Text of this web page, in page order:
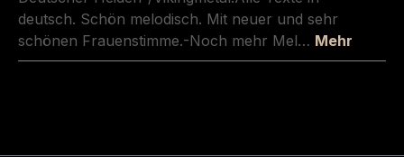
deutsch. Schön melodisch. Mit neuer und sehr
schönen Frauenstimme.-Noch mehr Mel… Mehr